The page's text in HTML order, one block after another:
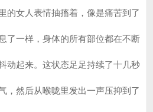
的女人表情抽搐着，像是痛苦到了
了一样，身体的所有部位都在不断
动起来。这状态足足持续了十几秒
，然后从喉咙里发出一声压抑到了